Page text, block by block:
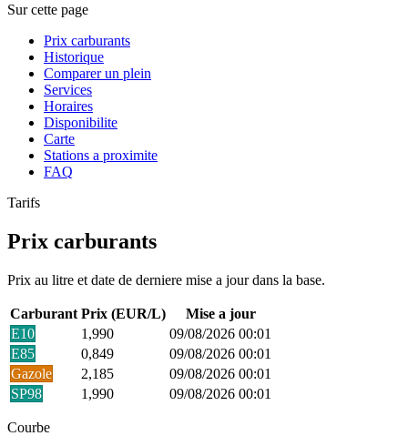
Sur cette page
Prix carburants
Historique
Comparer un plein
Services
Horaires
Disponibilite
Carte
Stations a proximite
FAQ
Tarifs
Prix carburants
Prix au litre et date de derniere mise a jour dans la base.
Carburant Prix (EUR/L)
Mise a jour
E10
1,990
09/08/2026 00:01
E85
0,849
09/08/2026 00:01
Gazole
2,185
09/08/2026 00:01
SP98
1,990 09/08/2026 00:01
Courbe